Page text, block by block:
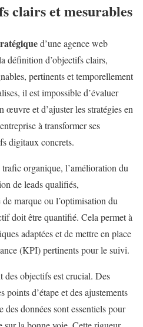
clairs et mesurables
d’une agence web
définition d’objectifs clairs,
pertinents et temporellement
il est impossible d’évaluer
œuvre et d’ajuster les stratégies en
à transformer ses
digitaux concrets.
organique, l’amélioration du
de leads qualifiés,
marque ou l’optimisation du
doit être quantifié. Cela permet à
adaptées et de mettre en place
(KPI) pertinents pour le suivi.
objectifs est crucial. Des
points d’étape et des ajustements
des données sont essentiels pour